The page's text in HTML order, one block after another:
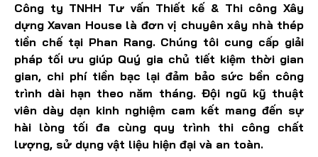
Công ty TNHH Tư vấn Thiết kế & Thi công Xây
dựng Xavan House là đơn vị chuyên xây nhà thép
tiền chế tại Phan Rang. Chúng tôi cung cấp giải
pháp tối ưu giúp Quý gia chủ tiết kiệm thời gian
gian, chi phí tiền bạc lại đảm bảo sức bền công
trình dài hạn theo năm tháng. Đội ngũ kỹ thuật
viên dày dạn kinh nghiệm cam kết mang đến sự
hài lòng tối đa cùng quy trình thi công chất
lượng, sử dụng vật liệu hiện đại và an toàn.